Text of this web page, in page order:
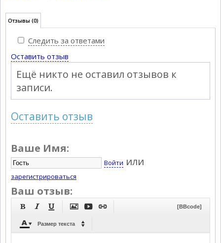
Отзывы (0)
Следить за ответами
Оставить отзыв
Ещё никто не оставил отзывов к
записи.
Оставить отзыв
Ваше Имя:
Войти или
зарегистрироваться
Ваш отзыв:
    

 Размер текста 
[BBcode]